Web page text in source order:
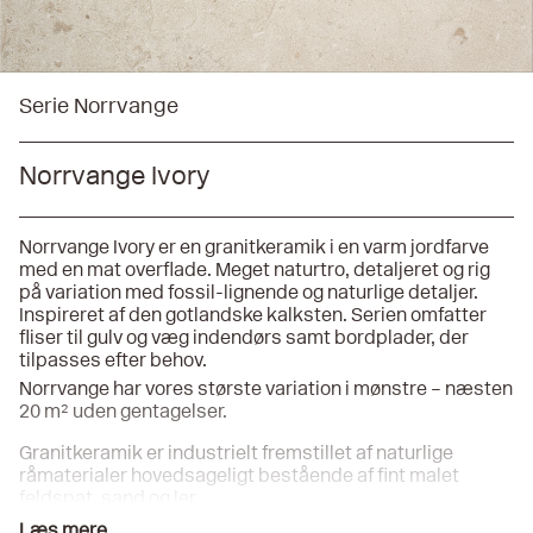
Serie Norrvange
Norrvange Ivory
Norrvange Ivory er en granitkeramik i en varm jordfarve
med en mat overflade. Meget naturtro, detaljeret og rig
på variation med fossil-lignende og naturlige detaljer.
Inspireret af den gotlandske kalksten. Serien omfatter
fliser til gulv og væg indendørs samt bordplader, der
tilpasses efter behov.
Norrvange har vores største variation i mønstre – næsten
20 m² uden gentagelser.
Granitkeramik er industrielt fremstillet af naturlige
råmaterialer hovedsageligt bestående af fint malet
Materialet tørpresses under højt tryk og brændes